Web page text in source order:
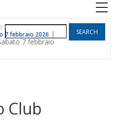
7 febbraio 2026 |
7 febbraio
POGGIO
Search
Club